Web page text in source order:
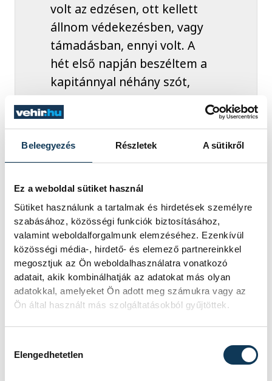
Beleegyezés Részletek A sütikről
Ez a weboldal sütiket használ
Sütiket használunk a tartalmak és hirdetések személyre
szabásához, közösségi funkciók biztosításához,
valamint weboldalforgalmunk elemzéséhez. Ezenkívül
közösségi média-, hirdető- és elemező partnereinkkel
megosztjuk az Ön weboldalhasználatra vonatkozó
adatait, akik kombinálhatják az adatokat más olyan
adatokkal, amelyeket Ön adott meg számukra vagy az
Ön által használt más szolgáltatásokból gyűjtöttek.
Elengedhetetlen
volt az edzésen, ott kellett
állnom védekezésben, vagy
támadásban, ennyi volt. A
hét első napján beszéltem a
kapitánnyal néhány szót,
próbáltam neki segíteni,
hogy szerintem Raúl
gondolkodik ellenük. Ennyit
Máthé hangsúlyozta: tiszteletben tartja az
edzői döntést, csak azt szeretné tudni,
miért nem bíztak benne, és ha a szakmai
stáb szerint nincs megfelelő állapotban a
korábban sérült térde, vagy nem edzett
megfelelően, vagy az elmúlt néhány
hónapban nem játszott megfelelő